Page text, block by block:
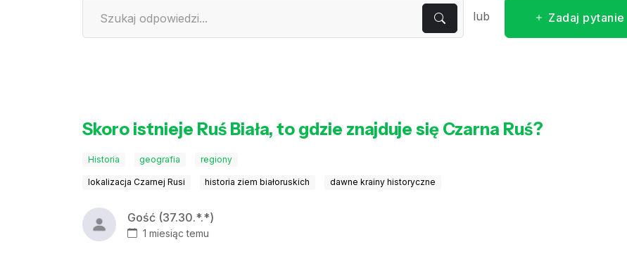
lub Zadaj pytanie
Skoro istnieje Ruś Biała, to gdzie znajduje się Czarna Ruś?
Historia geografia regiony
lokalizacja Czarnej Rusi historia ziem białoruskich dawne krainy historyczne
Gość (37.30.*.*)
1 miesiąc temu